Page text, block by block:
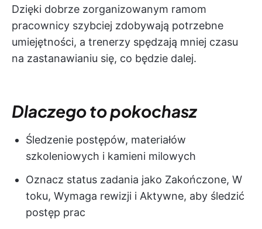
Dzięki dobrze zorganizowanym ramom
pracownicy szybciej zdobywają potrzebne
umiejętności, a trenerzy spędzają mniej czasu
na zastanawianiu się, co będzie dalej.
Dlaczego to pokochasz
Śledzenie postępów, materiałów
szkoleniowych i kamieni milowych
Oznacz status zadania jako Zakończone, W
toku, Wymaga rewizji i Aktywne, aby śledzić
postęp prac